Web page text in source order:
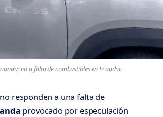
no a falta de combustibles en Ecuador.
no responden a una falta de
provocado por especulación